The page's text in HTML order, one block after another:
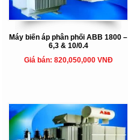
Máy biến áp phân phối ABB 1800 –
6,3 & 10/0.4
Giá bán: 820,050,000 VNĐ